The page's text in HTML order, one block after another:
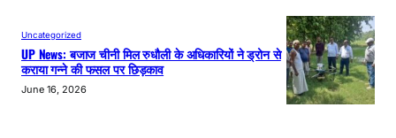
Uncategorized
UP News: बजाज चीनी मिल रुधौली के अधिकारियों ने ड्रोन से
कराया गन्ने की फसल पर छिड़काव
June 16, 2026